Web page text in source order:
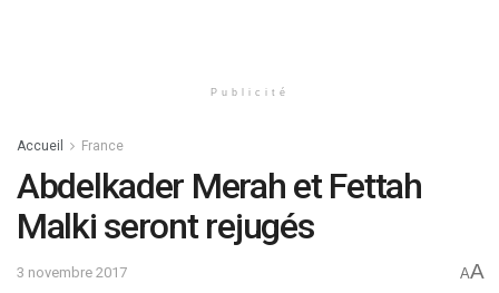
Publicité
Accueil France
Abdelkader Merah et Fettah
Malki seront rejugés
3 novembre 2017 AA